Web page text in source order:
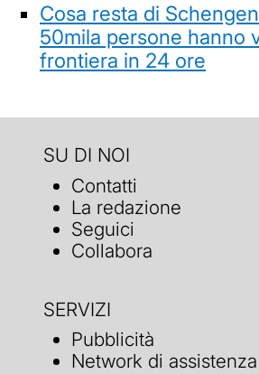
Cosa resta di
50mila persone hanno
frontiera in 24 ore
SU DI NOI
Contatti
La redazione
Seguici
Collabora
SERVIZI
Pubblicità
Network di